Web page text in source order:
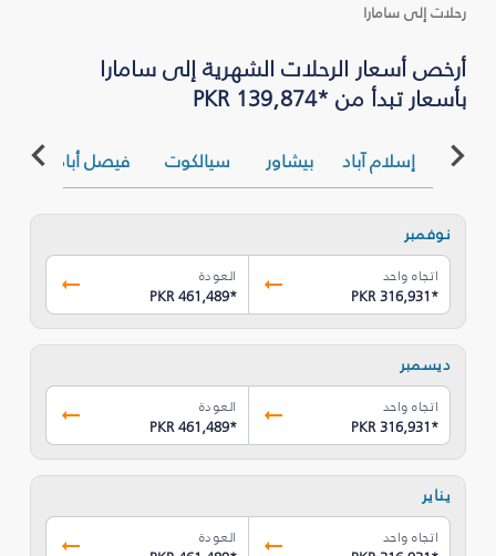
رحلات إلى سامارا
أرخص أسعار الرحلات الشهرية إلى سامارا
بأسعار تبدأ من *PKR 139,874
إسلام آباد بيشاور سيالكوت فيصل أباد
نوفمبر
اتجاه واحد
PKR 316,931*
العودة
PKR 461,489*
ديسمبر
اتجاه واحد
PKR 316,931*
العودة
PKR 461,489*
يناير
اتجاه واحد العودة